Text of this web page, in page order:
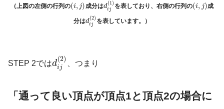
（上図の左側の行列の(i, j)成分はd
(1)
i j を表しており、右側の行列の(i, j)成
分はd
(2)
i j を表しています。）
STEP 2ではd
(2)
ij 、つまり
「通って良い頂点が頂点1と頂点2の場合に